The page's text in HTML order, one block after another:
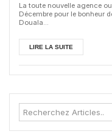
La toute nouvelle agence
Décembre pour le bonheur
Douala...
LIRE LA SUITE